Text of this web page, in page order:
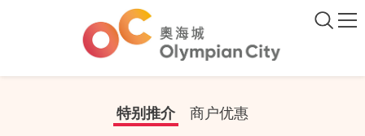
特别推介 商户优惠